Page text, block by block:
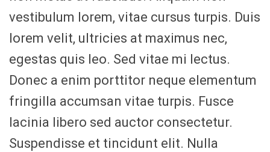
vestibulum lorem, vitae cursus turpis. Duis
lorem velit, ultricies at maximus nec,
egestas quis leo. Sed vitae mi lectus.
Donec a enim porttitor neque elementum
fringilla accumsan vitae turpis. Fusce
lacinia libero sed auctor consectetur.
Suspendisse et tincidunt elit. Nulla